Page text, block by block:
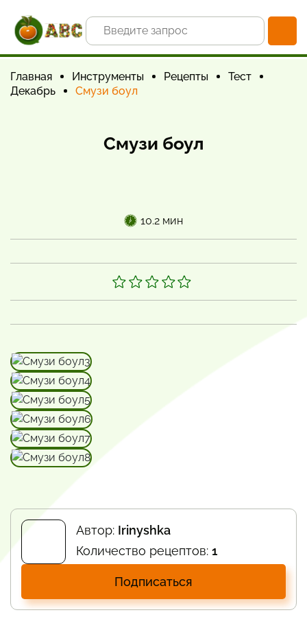
Главная Инструменты Рецепты
Тест
Декабрь
Смузи боул
Смузи боул
10.2 мин
Автор: Irinyshka
Количество рецептов: 1
Подписаться